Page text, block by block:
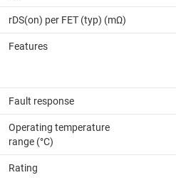
rDS(on) per FET (typ) (mΩ)
Features
Fault response
Operating temperature
range (°C)
Rating